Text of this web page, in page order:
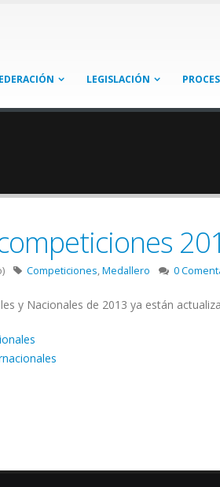
LEGISLACIÓN
Competiciones,Medallero 0
y Nacionales de 2013 ya están